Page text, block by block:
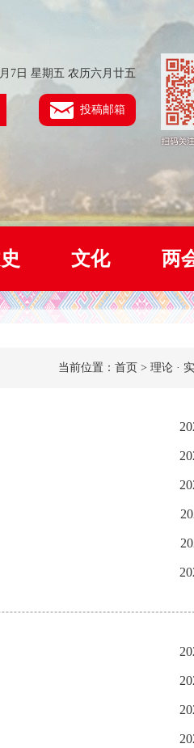
7日 星期五 农历六月廿五
投稿邮箱
文化 两
当前位置：首页 > 理论 ·